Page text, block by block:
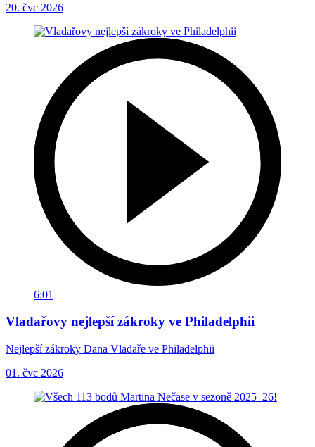
20. čvc 2026
6:01
Vladařovy nejlepší zákroky ve Philadelphii
Nejlepší zákroky Dana Vladaře ve Philadelphii
01. čvc 2026